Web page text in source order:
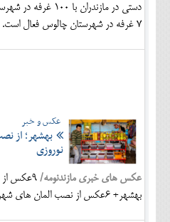
دستي در مازندران
7 غرفه در شهرستان چالوس فعال است.
عکس و خبر
بهشهر؛ از
نوروزی
عکس های خبری مازندنومه/
9عکس از
بهشهر+ 6عکس از نصب المان های شهری در بهشهر